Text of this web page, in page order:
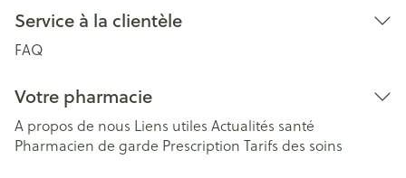
Service à la clientèle
FAQ
Votre pharmacie
A propos de nous Liens utiles Actualités santé
Pharmacien de garde Prescription Tarifs des soins